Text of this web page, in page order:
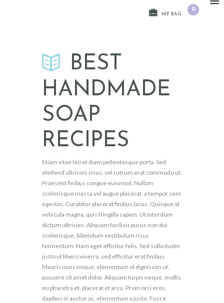
MY BAG
0
BEST
HANDMADE
SOAP
RECIPES
Etiam vitae leo et diam pellentesque porta. Sed
eleifend ultricies risus, vel rutrum erat commodo ut.
Praesent finibus congue euismod. Nullam
scelerisque massa vel augue placerat, a tempor sem
egestas. Curabitur placerat finibus lacus. Quisque at
vehicula magna, quis fringilla sapien. Ut interdum
dictum ultricies. Aliquam facilisis purus non dui
scelerisque, bibendum vestibulum risus
fermentum. Nam eget efficitur felis. Sed sollicitudin
justo ut libero viverra, sed efficitur erat finibus.
Mauris nunc neque, elementum id dignissim ut,
posuere sit amet dolor. Aliquam turpis neque, mollis
eu pharetra et, placerat et arcu. Proin orci eros,
dapibus in auctor ac, elementum a justo. Fusce